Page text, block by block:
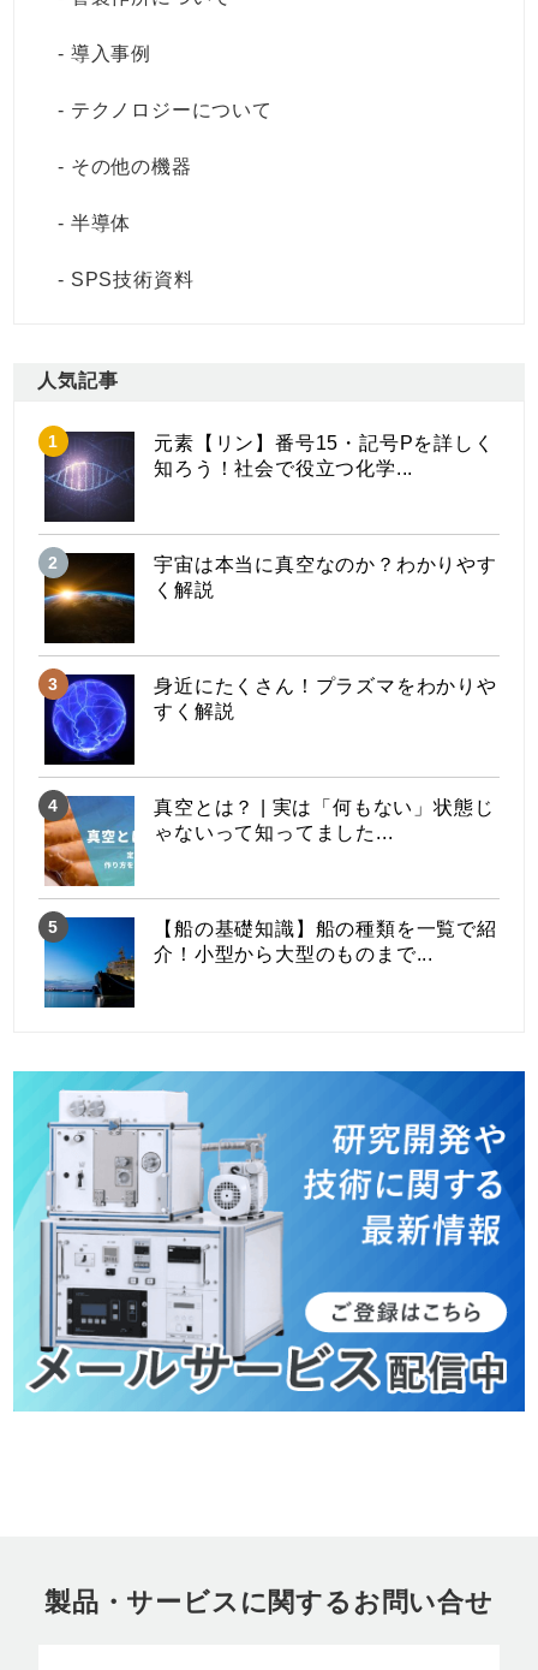
導入事例
テクノロジーについて
その他の機器
半導体
SPS技術資料
人気記事
元素【リン】番号15・記号Pを詳しく
知ろう！社会で役立つ化学...
宇宙は本当に真空なのか？わかりやす
く解説
身近にたくさん！プラズマをわかりや
すく解説
真空とは？ | 実は「何もない」状態じ
ゃないって知ってました...
【船の基礎知識】船の種類を一覧で紹
介！小型から大型のものまで...
製品・サービスに関するお問い合せ